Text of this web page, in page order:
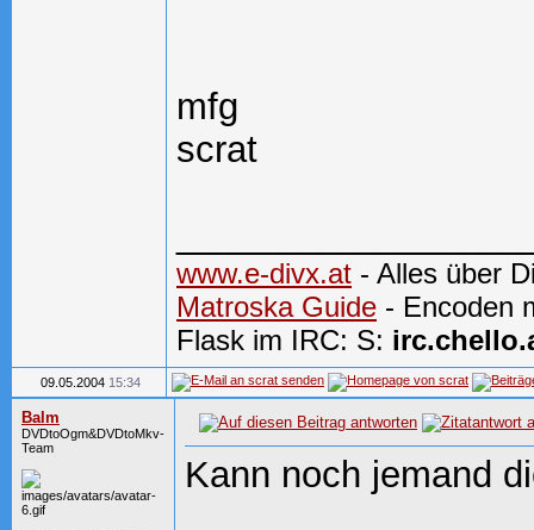
mfg
scrat
www.e-divx.at - Alles über
Matroska Guide - Encoden
Flask im IRC: S:
09.05.2004 15:34
Balm
DVDtoOgm&DVDtoMkv-
Team
Kann noch jemand